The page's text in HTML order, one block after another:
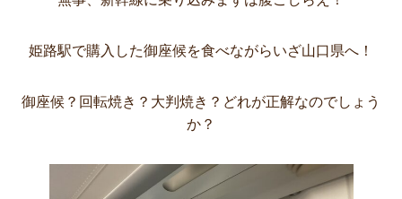
姫路駅で購入した御座候を食べながらいざ山口県へ！
御座候？回転焼き？大判焼き？どれが正解なのでしょう
か？